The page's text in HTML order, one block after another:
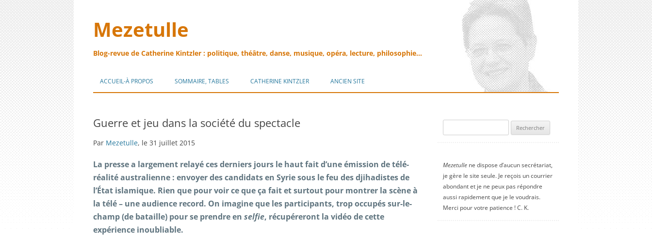
Mezetulle
Blog-revue de Catherine Kintzler : politique, théâtre, danse, musique, opéra, lecture, philosophie…
au
ACCUEIL-À PROPOS SOMMAIRE, TABLES CATHERINE KINTZLER ANCIEN SITE
Guerre et jeu dans la société du spectacle
Par Mezetulle, le 31 juillet 2015
La presse a largement relayé ces derniers jours le haut fait d’une émission de télé-
réalité australienne : envoyer des candidats en Syrie sous le feu des djihadistes de
l’État islamique. Rien que pour voir ce que ça fait et surtout pour montrer la scène à
la télé – une audience record. On imagine que les participants, trop occupés sur-le-
champ (de bataille) pour se prendre en selfie, récupéreront la vidéo de cette
expérience inoubliable.
Mezetullene dispose d’aucun secrétariat,
je gère le site seule. Je reçois un courrier
abondant et je ne peux pas répondre
aussi rapidement que je le voudrais.
Merci pour votre patience ! C. K.